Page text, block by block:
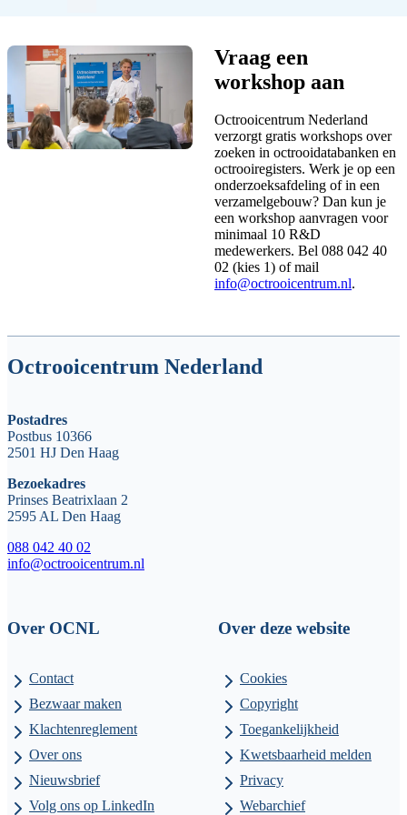
Vraag een
workshop aan
Octrooicentrum Nederland
verzorgt gratis workshops over
zoeken in octrooidatabanken en
octrooiregisters. Werk je op een
onderzoeksafdeling of in een
verzamelgebouw? Dan kun je
een workshop aanvragen voor
minimaal 10 R&D
medewerkers. Bel 088 042 40
02 (kies 1) of mail
info@octrooicentrum.nl.
Octrooicentrum Nederland
Postadres
Postbus 10366
2501 HJ Den Haag
Bezoekadres
Prinses Beatrixlaan 2
2595 AL Den Haag
088 042 40 02
info@octrooicentrum.nl
Over OCNL
Contact
Bezwaar maken
Klachtenreglement
Over ons
Nieuwsbrief
Volg ons op LinkedIn
Over deze website
Cookies
Copyright
Toegankelijkheid
Kwetsbaarheid melden
Privacy
Webarchief